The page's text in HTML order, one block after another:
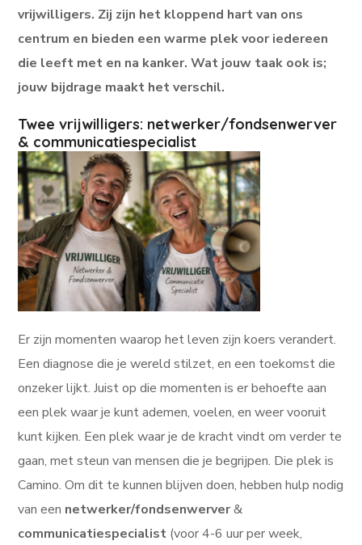
vrijwilligers. Zij zijn het kloppend hart van ons
centrum en bieden een warme plek voor iedereen
die leeft met en na kanker. Wat jouw taak ook is;
jouw bijdrage maakt het verschil.
Twee vrijwilligers: netwerker/fondsenwerver
& communicatiespecialist
Er zijn momenten waarop het leven zijn koers verandert.
Een diagnose die je wereld stilzet, en een toekomst die
onzeker lijkt. Juist op die momenten is er behoefte aan
een plek waar je kunt ademen, voelen, en weer vooruit
kunt kijken. Een plek waar je de kracht vindt om verder te
gaan, met steun van mensen die je begrijpen. Die plek is
Camino. Om dit te kunnen blijven doen, hebben hulp nodig
van een netwerker/fondsenwerver&
communicatiespecialist (voor 4-6 uur per week,